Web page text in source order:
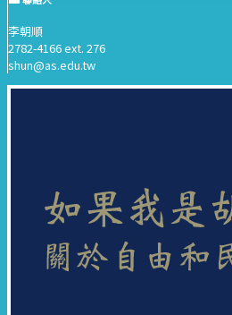
李朝順
2782-4166 ext. 276
shun@as.edu.tw